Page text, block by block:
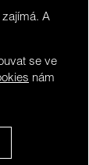
A
se ve
nám
can